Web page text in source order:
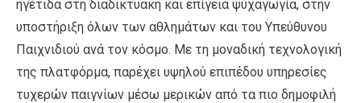
ηγέτιδα στη διαδικτυακή και επίγεια ψυχαγωγία, στην
υποστήριξη όλων των αθλημάτων και του Υπεύθυνου
Παιχνιδιού ανά τον κόσμο. Με τη μοναδική τεχνολογική
της πλατφόρμα, παρέχει υψηλού επιπέδου υπηρεσίες
τυχερών παιγνίων μέσω μερικών από τα πιο δημοφιλή